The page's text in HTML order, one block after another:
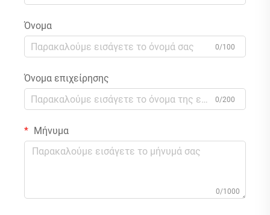
Όνομα
0/100
Όνομα επιχείρησης
0/200
Μήνυμα
0/1000